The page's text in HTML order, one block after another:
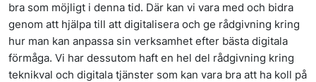
bra som möjligt i denna tid. Där kan vi vara med och bidra
genom att hjälpa till att digitalisera och ge rådgivning kring
hur man kan anpassa sin verksamhet efter bästa digitala
förmåga. Vi har dessutom haft en hel del rådgivning kring
teknikval och digitala tjänster som kan vara bra att ha koll på